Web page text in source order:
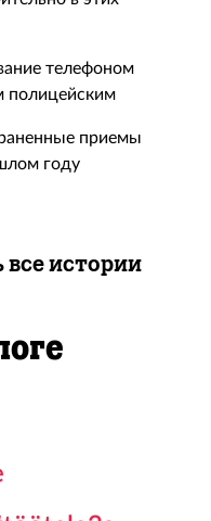
телефоном
полицейским
приемы
году
истории